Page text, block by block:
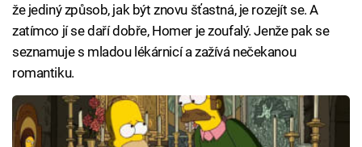
že jediný způsob, jak být znovu šťastná, je rozejít se. A
zatímco jí se daří dobře, Homer je zoufalý. Jenže pak se
seznamuje s mladou lékárnicí a zažívá nečekanou
romantiku.